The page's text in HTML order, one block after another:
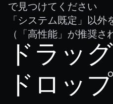
で見つけてください
「システム既定」以
（「高性能」が推奨さ
ドラッ
ドロップ
MeshManager
MorphTargets
Object3D
ParticleEffect
ParticleEffectManager